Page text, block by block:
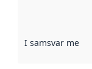
I samsvar med